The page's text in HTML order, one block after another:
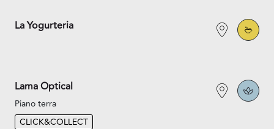
La Yogurteria
Lama Optical
Piano terra
CLICK&COLLECT